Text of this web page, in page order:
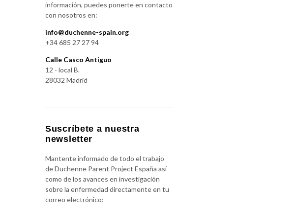
información, puedes ponerte en contacto
con nosotros en:
info@duchenne-spain.org
+34 685 27 27 94
Calle Casco Antiguo
12 - local B.
28032 Madrid
Suscríbete a nuestra
newsletter
Mantente informado de todo el trabajo
de Duchenne Parent Project España así
como de los avances en investigación
sobre la enfermedad directamente en tu
correo electrónico: